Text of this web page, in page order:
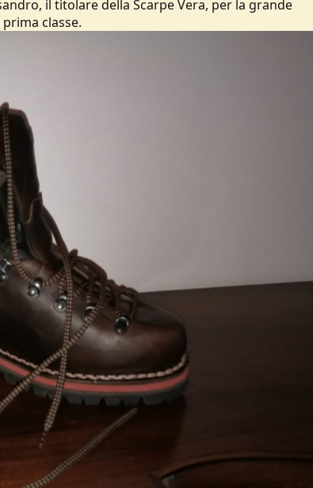
il titolare della Scarpe Vera, per la grande
classe.